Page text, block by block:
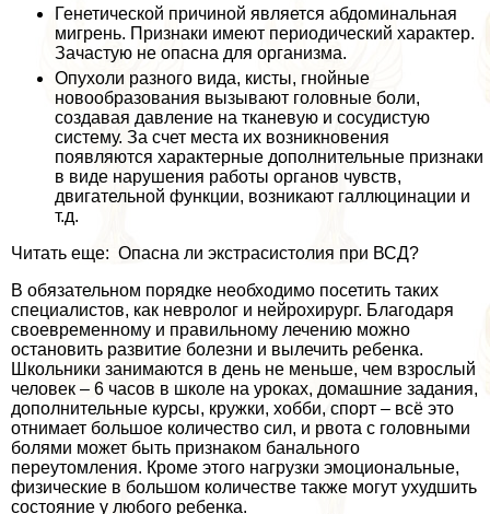
Генетической причиной является абдоминальная
мигрень. Признаки имеют периодический хаpaктер.
Зачастую не опасна для организма.
Опухоли разного вида, кисты, гнойные
новообразования вызывают головные боли,
создавая давление на тканевую и сосудистую
систему. За счет места их возникновения
появляются хаpaктерные дополнительные признаки
в виде нарушения работы органов чувств,
двигательной функции, возникают галлюцинации и
т.д.
Читать еще: Опасна ли экстрасистолия при ВСД?
В обязательном порядке необходимо посетить таких
специалистов, как невролог и нейрохирург. Благодаря
своевременному и правильному лечению можно
остановить развитие болезни и вылечить ребенка.
Школьники занимаются в день не меньше, чем взрослый
человек – 6 часов в школе на уроках, домашние задания,
дополнительные курсы, кружки, хобби, спорт – всё это
отнимает большое количество сил, и рвота с головными
болями может быть признаком бaнaльного
переутомления. Кроме этого нагрузки эмоциональные,
физические в большом количестве также могут ухудшить
состояние у любого ребенка.